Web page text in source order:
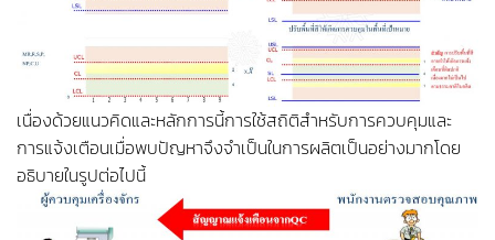
เนื่องด้วยแนวคิดและหลักการนี้การใช้สถิติสำหรับการควบคุมและ
การแจ้งเตือนเมื่อพบปัญหาจึงจำเป็นในการผลิตเป็นอย่างมากโดย
อธิบายในรูปต่อไปนี้